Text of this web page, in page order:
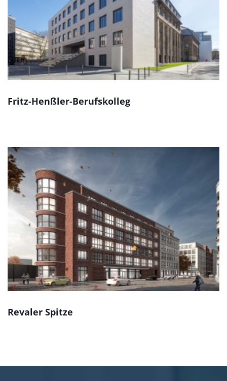
Fritz-Henßler-Berufskolleg
Revaler Spitze